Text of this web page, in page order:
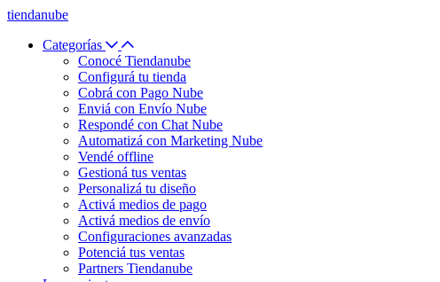
tiendanube
Categorías
Conocé Tiendanube
Configurá tu tienda
Cobrá con Pago Nube
Enviá con Envío Nube
Respondé con Chat Nube
Automatizá con Marketing Nube
Vendé offline
Gestioná tus ventas
Personalizá tu diseño
Activá medios de pago
Activá medios de envío
Configuraciones avanzadas
Potenciá tus ventas
Partners Tiendanube